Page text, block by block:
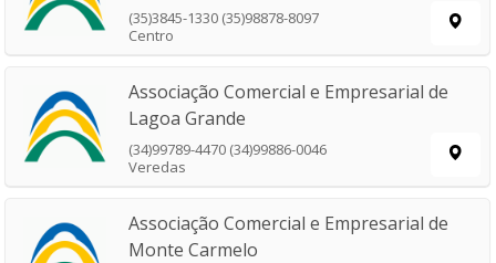
(35)3845-1330 (35)98878-8097
Centro
Associação Comercial e Empresarial de
Lagoa Grande
(34)99789-4470 (34)99886-0046
Veredas
Associação Comercial e Empresarial de
Monte Carmelo